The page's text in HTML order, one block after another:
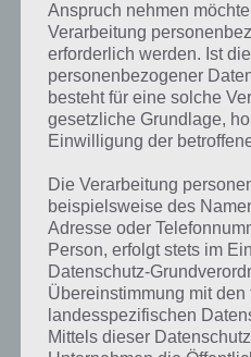
Anspruch nehmen
Verarbeitung
erforderlich werden. Ist
personenbezogener
besteht für eine solche
gesetzliche Grundlage,
Einwilligung der
Die Verarbeitung
beispielsweise des
Adresse oder
Person, erfolgt stets im
Datenschutz-
Übereinstimmung mit den
landesspezifischen
Mittels dieser